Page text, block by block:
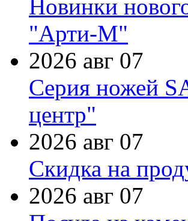
Новинки
"Арти-М"
2026 авг 07
Серия ножей
центр"
2026 авг 07
Скидка на
2026 авг 07